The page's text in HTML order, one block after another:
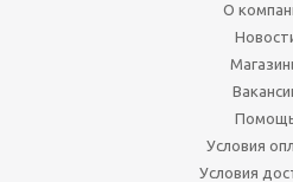
О
Условия
Условия